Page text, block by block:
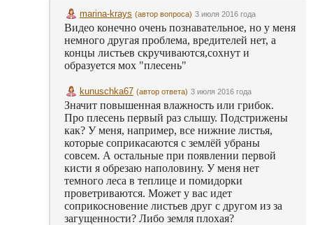
marina-krays (автор вопроса) 3 июля 2016 года
Видео конечно очень познавательное, но у меня
немного другая проблема, вредителей нет, а
концы листьев скручиваются,сохнут и
образуется мох "плесень"
kunuschka67 (автор ответа) 3 июля 2016 года
Значит повышенная влажность или грибок.
Про плесень первый раз слышу. Подстрижены
как? У меня, например, все нижние листья,
которые соприкасаются с землёй убраны
совсем. А остальные при появлении первой
кисти я обрезаю наполовину. У меня нет
темного леса в теплице и помидорки
проветриваются. Может у вас идет
соприкосновение листьев друг с другом из за
загущенности? Либо земля плохая?